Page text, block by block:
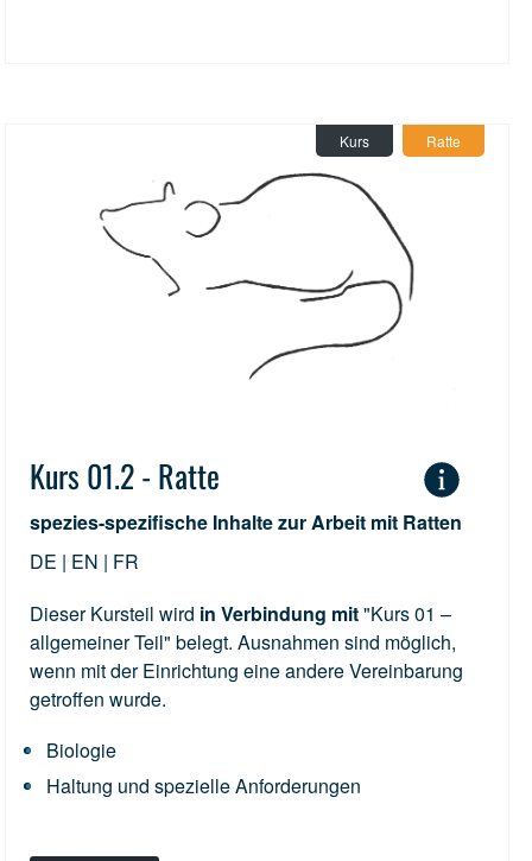
Kurs Ratte
Kurs 01.2 - Ratte
spezies-spezifische Inhalte zur Arbeit mit Ratten
DE | EN | FR
Dieser Kursteil wird in Verbindung mit"Kurs 01 –
allgemeiner Teil" belegt. Ausnahmen sind möglich,
wenn mit der Einrichtung eine andere Vereinbarung
getroffen wurde.
Biologie
Haltung und spezielle Anforderungen